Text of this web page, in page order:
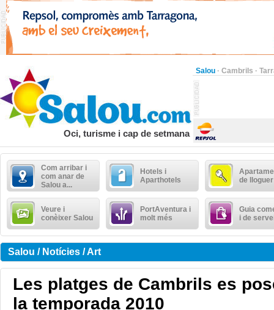
Salou · Cambrils ·
Oci, turisme i cap de setmana
Com arribar i
com anar de
Salou a...
Hotels i
Aparthotels
de lloguer
Veure i
conèixer Salou
PortAventura i
molt més
Guia
i de
Salou / Notícies / Art
Les platges de Cambrils es
la temporada 2010